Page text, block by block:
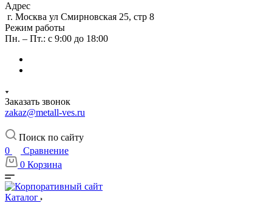
Адрес
г. Москва ул Смирновская 25, стр 8
Режим работы
Пн. – Пт.: с 9:00 до 18:00
Заказать звонок
zakaz@metall-ves.ru
Поиск по сайту
0
Сравнение
0 Корзина
Каталог